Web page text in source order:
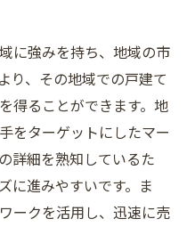
に強みを持ち、地域の市
り、その地域での戸建て
得ることができます。地
をターゲットにしたマー
詳細を熟知しているた
に進みやすいです。ま
ークを活用し、迅速に売